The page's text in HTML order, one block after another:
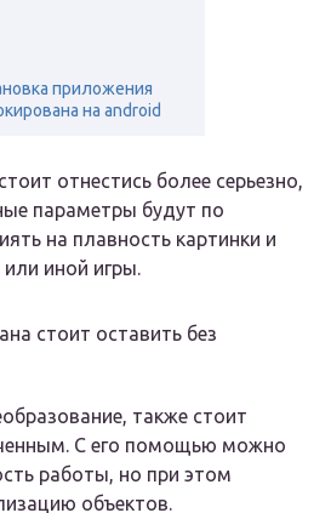
приложения
на android
отнестись более серьезно,
параметры будут по
на плавность картинки и
иной игры.
стоит оставить без
также стоит
С его помощью можно
работы, но при этом
объектов.